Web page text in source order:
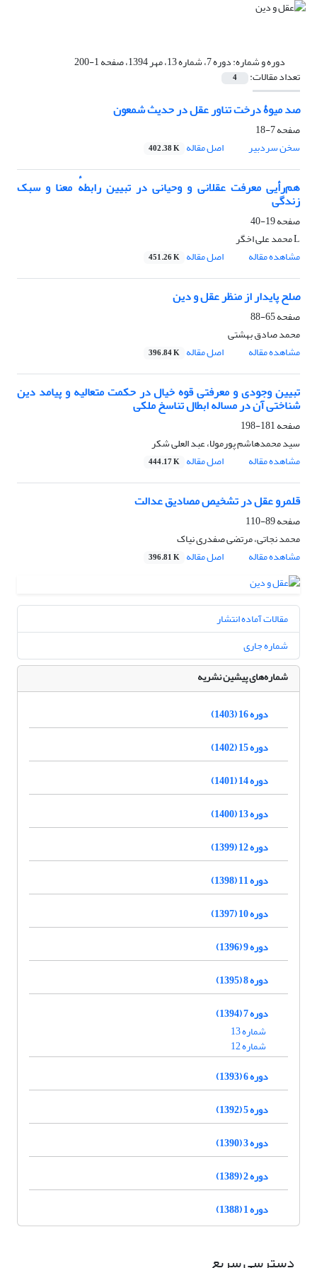
دوره و شماره:دوره 7، شماره 13، مهر 1394، صفحه 1-200
تعداد مقالات: 4
صد میوۀ درخت تناور عقل در حدیث شمعون
صفحه7-18
سخن سردبیر
اصل مقاله 402.38 K
هم‌رأیی معرفت عقلانی و وحیانی در تبیین رابطهٔ معنا و سبک
زندگی
صفحه19-40
L محمد علی اخگر
مشاهده مقاله
اصل مقاله 451.26 K
صلح پایدار از منظر عقل و دین
صفحه65-88
محمد صادق بهشتی
مشاهده مقاله
اصل مقاله 396.84 K
تبیین وجودی و معرفتی قوه خیال در حکمت متعالیه و پیامد دین
شناختی آن در مساله ابطال تناسخ ملکی
صفحه181-198
سید محمد‌هاشم پورمولا، عبد العلی شکر
مشاهده مقاله
اصل مقاله 444.17 K
قلمرو عقل در تشخیص مصادیق عدالت
صفحه89-110
محمد نجاتی، مرتضی صفدری نیاک
مشاهده مقاله
اصل مقاله 396.81 K
مقالات آماده انتشار
شماره جاری
شماره‌های پیشین نشریه
دوره 16 (1403)
دوره 15 (1402)
دوره 14 (1401)
دوره 13 (1400)
دوره 12 (1399)
دوره 11 (1398)
دوره 10 (1397)
دوره 9 (1396)
دوره 8 (1395)
دوره 7 (1394)
شماره 13
شماره 12
دوره 6 (1393)
دوره 5 (1392)
دوره 3 (1390)
دوره 2 (1389)
دوره 1 (1388)
دسترسی سریع